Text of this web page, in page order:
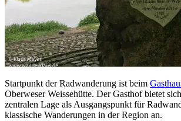
Startpunkt der Radwanderung ist beim
Oberweser Weissehütte. Der Gasthof bietet
zentralen Lage als Ausgangspunkt für
klassische Wanderungen in der Region an.